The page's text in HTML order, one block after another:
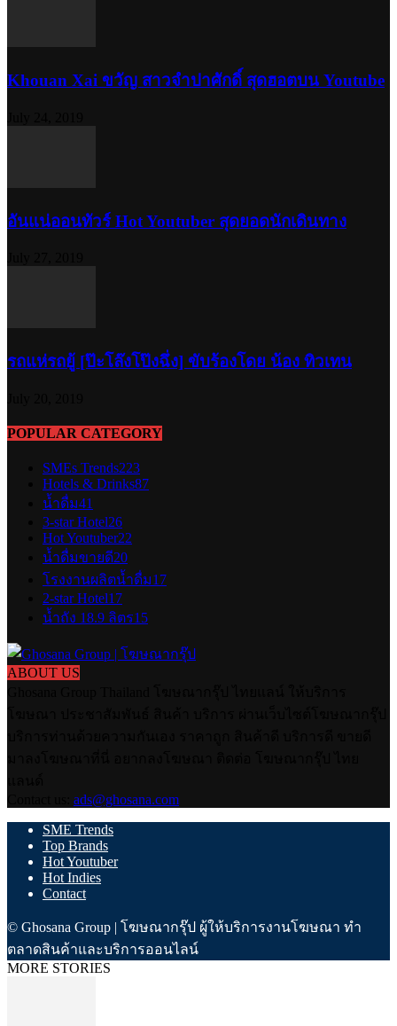
Khouan Xai ขวัญ สาวจำปาศักดิ์ สุดฮอตบน Youtube
อันแน่ออนทัวร์ Hot Youtuber สุดยอดนักเดินทาง
รถแห่รถยู้ [ป๊ะโล๊งโป๊งฉึ่ง] ขับร้องโดย น้อง ทิวเทน
POPULAR CATEGORY
SMEs Trends223
Hotels & Drinks87
น้ำดื่ม41
3-star Hotel26
Hot Youtuber22
น้ำดื่มขายดี20
โรงงานผลิตน้ำดื่ม17
2-star Hotel17
น้ำถัง 18.9 ลิตร15
ABOUT US
ads@ghosana.com
SME Trends
Top Brands
Hot Youtuber
Hot Indies
Contact
© Ghosana Group | โฆษณากรุ๊ป ผู้ให้บริการงานโฆษณา ทำ
ตลาดสินค้าและบริการออนไลน์
MORE STORIES